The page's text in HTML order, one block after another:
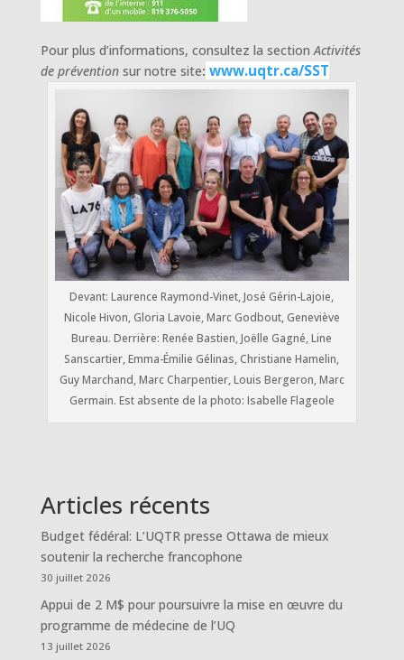
Pour plus d’informations, consultez la sectionActivités
de préventionsur notre site: www.uqtr.ca/SST
Devant: Laurence Raymond-Vinet, José Gérin-Lajoie,
Nicole Hivon, Gloria Lavoie, Marc Godbout, Geneviève
Bureau. Derrière: Renée Bastien, Joëlle Gagné, Line
Sanscartier, Emma-Émilie Gélinas, Christiane Hamelin,
Guy Marchand, Marc Charpentier, Louis Bergeron, Marc
Germain. Est absente de la photo: Isabelle Flageole
Articles récents
Budget fédéral: L’UQTR presse Ottawa de mieux
soutenir la recherche francophone
30 juillet 2026
Appui de 2 M$ pour poursuivre la mise en œuvre du
programme de médecine de l’UQ
13 juillet 2026